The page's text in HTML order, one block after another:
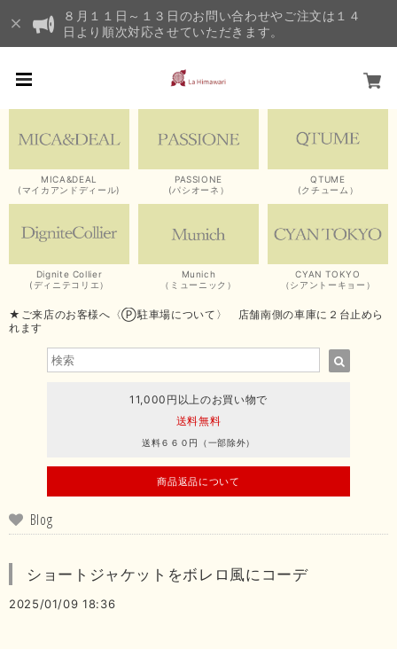
８月１１日～１３日のお問い合わせやご注文は１４
日より順次対応させていただきます。
MICA&DEAL
(マイカアンドディール)
PASSIONE
(パシオーネ）
QTUME
(クチューム）
Dignite Collier
(ディニテコリエ）
Munich
（ミューニック）
CYAN TOKYO
（シアントーキョー）
★ご来店のお客様へ〈Ⓟ駐車場について〉 店舗南側の車庫に２台止めら
れます
11,000円以上のお買い物で
送料無料
送料６６０円（一部除外）
商品返品について
Blog
ショートジャケットをボレロ風にコーデ
2025/01/09 18:36